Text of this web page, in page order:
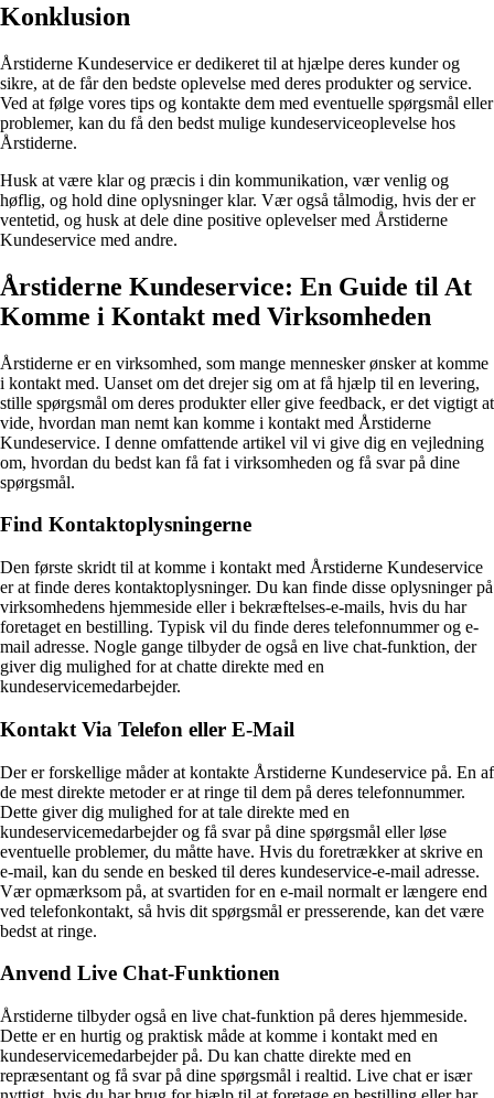
Konklusion
Årstiderne Kundeservice er dedikeret til at hjælpe deres kunder og
sikre, at de får den bedste oplevelse med deres produkter og service.
Ved at følge vores tips og kontakte dem med eventuelle spørgsmål eller
problemer, kan du få den bedst mulige kundeserviceoplevelse hos
Årstiderne.
Husk at være klar og præcis i din kommunikation, vær venlig og
høflig, og hold dine oplysninger klar. Vær også tålmodig, hvis der er
ventetid, og husk at dele dine positive oplevelser med Årstiderne
Kundeservice med andre.
Årstiderne Kundeservice: En Guide til At
Komme i Kontakt med Virksomheden
Årstiderne er en virksomhed, som mange mennesker ønsker at komme
i kontakt med. Uanset om det drejer sig om at få hjælp til en levering,
stille spørgsmål om deres produkter eller give feedback, er det vigtigt at
vide, hvordan man nemt kan komme i kontakt med Årstiderne
Kundeservice. I denne omfattende artikel vil vi give dig en vejledning
om, hvordan du bedst kan få fat i virksomheden og få svar på dine
spørgsmål.
Find Kontaktoplysningerne
Den første skridt til at komme i kontakt med Årstiderne Kundeservice
er at finde deres kontaktoplysninger. Du kan finde disse oplysninger på
virksomhedens hjemmeside eller i bekræftelses-e-mails, hvis du har
foretaget en bestilling. Typisk vil du finde deres telefonnummer og e-
mail adresse. Nogle gange tilbyder de også en live chat-funktion, der
giver dig mulighed for at chatte direkte med en
kundeservicemedarbejder.
Kontakt Via Telefon eller E-Mail
Der er forskellige måder at kontakte Årstiderne Kundeservice på. En af
de mest direkte metoder er at ringe til dem på deres telefonnummer.
Dette giver dig mulighed for at tale direkte med en
kundeservicemedarbejder og få svar på dine spørgsmål eller løse
eventuelle problemer, du måtte have. Hvis du foretrækker at skrive en
e-mail, kan du sende en besked til deres kundeservice-e-mail adresse.
Vær opmærksom på, at svartiden for en e-mail normalt er længere end
ved telefonkontakt, så hvis dit spørgsmål er presserende, kan det være
bedst at ringe.
Anvend Live Chat-Funktionen
Årstiderne tilbyder også en live chat-funktion på deres hjemmeside.
Dette er en hurtig og praktisk måde at komme i kontakt med en
kundeservicemedarbejder på. Du kan chatte direkte med en
repræsentant og få svar på dine spørgsmål i realtid. Live chat er især